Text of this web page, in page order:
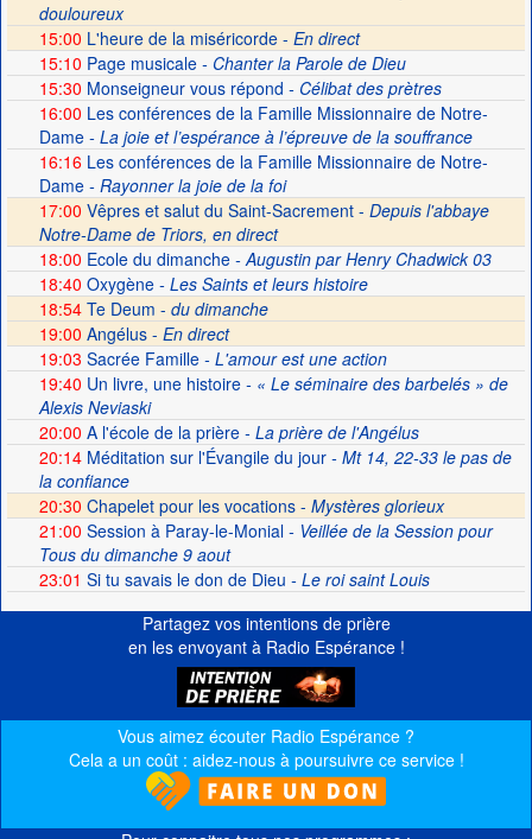
douloureux
15:00 L'heure de la miséricorde - En direct
15:10 Page musicale- Chanter la Parole de Dieu
15:30 Monseigneur vous répond - Célibat des prètres
16:00 Les conférences de la Famille Missionnaire de Notre-
Dame- La joie et l’espérance à l’épreuve de la souffrance
16:16Les conférences de la Famille Missionnaire de Notre-
Dame- Rayonner la joie de la foi
17:00 Vêpres et salut du Saint-Sacrement - Depuis l'abbaye
Notre-Dame de Triors, en direct
18:00 Ecole du dimanche- Augustin par Henry Chadwick 03
18:40 Oxygène- Les Saints et leurs histoire
18:54Te Deum - du dimanche
19:00 Angélus - En direct
19:03 Sacrée Famille- L'amour est une action
19:40 Un livre, une histoire- « Le séminaire des barbelés » de
Alexis Neviaski
20:00 A l'école de la prière- La prière de l'Angélus
20:14Méditation sur l'Évangile du jour- Mt 14, 22-33 le pas de
la confiance
20:30 Chapelet pour les vocations - Mystères glorieux
21:00 Session à Paray-le-Monial- Veillée de la Session pour
Tous du dimanche 9 aout
23:01 Si tu savais le don de Dieu - Le roi saint Louis
Partagez vos intentions de prière
en les envoyant à Radio Espérance !
Vous aimez écouter Radio Espérance ?
Cela a un coût : aidez-nous à poursuivre ce service !